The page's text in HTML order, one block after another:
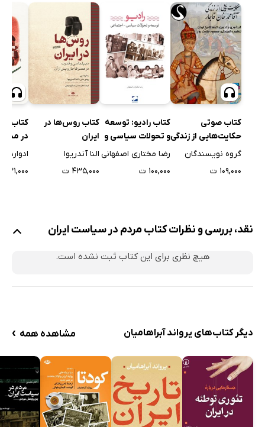
کتاب صوتی
حکایت‌هایی از زندگی
آقا محمدخان قاجار
گروه نویسندگان
۱۰۹,۰۰۰ ت
کتاب رادیو: توسعه
و تحولات سیاسی و
اجتماعی
رضا مختاری اصفهانی
۱۰۰,۰۰۰ ت
کتاب روس‌ها در
ایران
النا آندریوا
۴۳۵,۰۰۰ ت
کتاب
در میان
ادوارد
۴۳۱,۰۰۰ ت
نقد، بررسی و نظرات کتاب مردم در سیاست ایران
هیچ نظری برای این کتاب ثبت نشده است.
دیگر کتاب‌های یرواند آبراهامیان مشاهده همه ›